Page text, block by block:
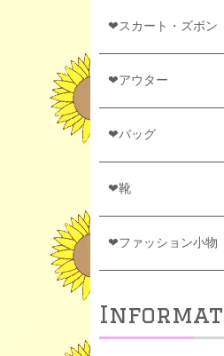
❤スカート・ズボン
❤アウター
❤バッグ
❤靴
❤ファッション小物